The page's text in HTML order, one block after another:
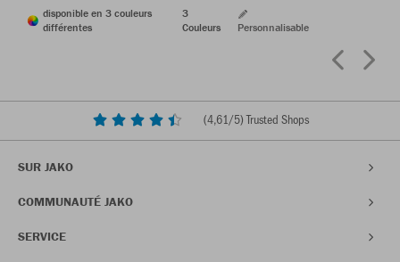
disponible en 3 couleurs
différentes
3
Couleurs
Personnalisable
(4,61/5) Trusted Shops
SUR JAKO
COMMUNAUTÉ JAKO
SERVICE